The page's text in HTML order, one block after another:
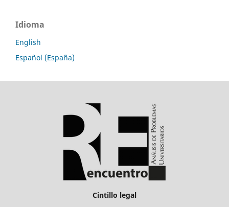
Idioma
English
Español (España)
Cintillo legal